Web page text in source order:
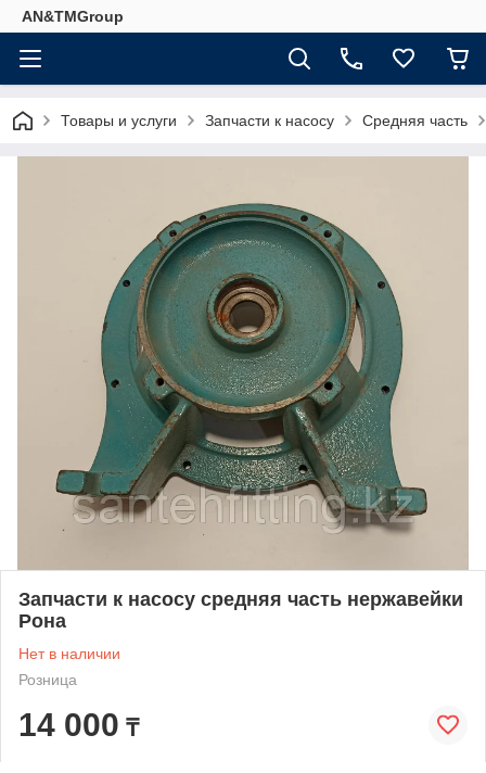
AN&TMGroup
Товары и услуги Запчасти к насосу Средняя часть
Запчасти к насосу средняя часть нержавейки
Рона
Нет в наличии
Розница
14 000 ₸